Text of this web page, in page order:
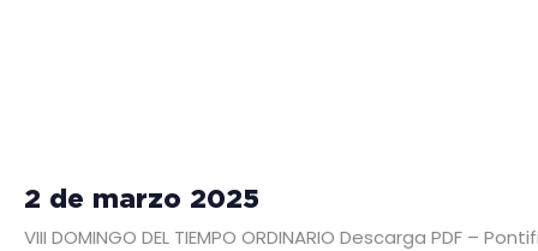
2 de marzo 2025
VIII DOMINGO DEL TIEMPO ORDINARIO Descarga PDF –